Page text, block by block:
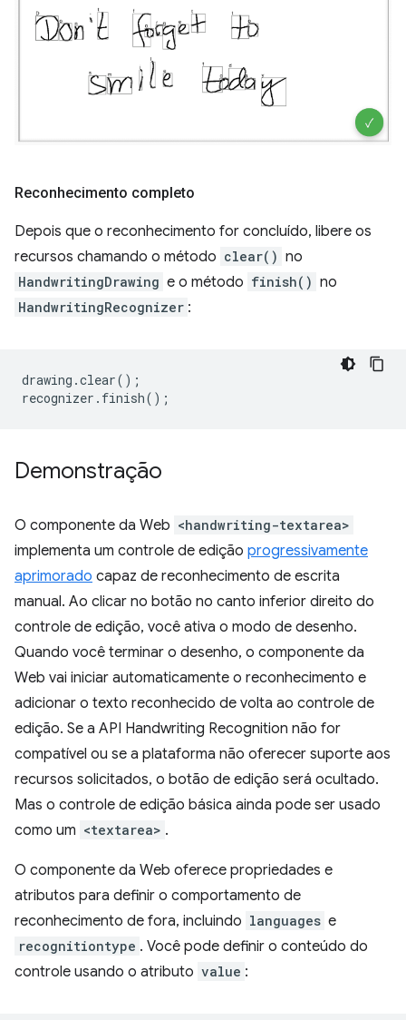
Reconhecimento completo
Depois que o reconhecimento for concluído, libere os
recursos chamando o método clear() no
HandwritingDrawing e o método finish() no
HandwritingRecognizer :
drawing .clear();
recognizer . finish();
Demonstração
O componente da Web <handwriting-textarea>
implementa um controle de edição progressivamente
aprimorado capaz de reconhecimento de escrita
manual. Ao clicar no botão no canto inferior direito do
controle de edição, você ativa o modo de desenho.
Quando você terminar o desenho, o componente da
Web vai iniciar automaticamente o reconhecimento e
adicionar o texto reconhecido de volta ao controle de
edição. Se a API Handwriting Recognition não for
compatível ou se a plataforma não oferecer suporte aos
recursos solicitados, o botão de edição será ocultado.
Mas o controle de edição básica ainda pode ser usado
como um <textarea> .
O componente da Web oferece propriedades e
atributos para definir o comportamento de
reconhecimento de fora, incluindo languages e
recognitiontype . Você pode definir o conteúdo do
controle usando o atributo value :